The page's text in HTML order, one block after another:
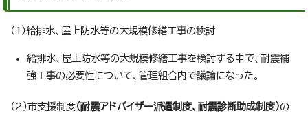
（1）給排水、屋上防水等の大規模修繕工事の検討
給排水、屋上防水等の大規模修繕工事を検討する中で、耐震補
強工事の必要性について、管理組合内で議論になった。
（2）市支援制度（耐震アドバイザー派遣制度、耐震診断助成制度）の